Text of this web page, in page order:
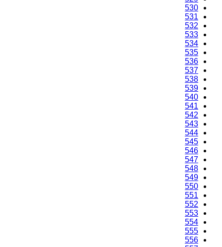
530
531
532
533
534
535
536
537
538
539
540
541
542
543
544
545
546
547
548
549
550
551
552
553
554
555
556